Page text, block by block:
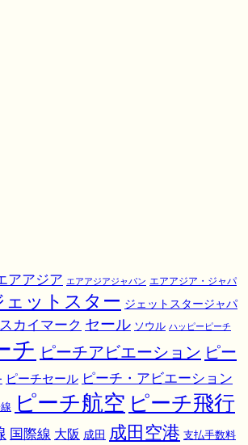
アアジア エアアジアジャパン エアアジア・ジャパ
ェットスター ジェットスタージャパ
スカイマーク セール ソウル ハッピーピーチ
チ ピーチアビエーション ピー
ピーチセール ピーチ・アビエーション
ピーチ航空 ピーチ飛行
国際線 大阪 成田 成田空港 支払手数料